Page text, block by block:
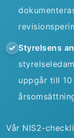
Styrelsens
uppgår till
Vår NIS2-